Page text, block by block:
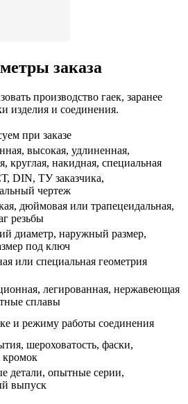
заказа
производство гаек, заранее
изделия и соединения.
при заказе
высокая, удлиненная,
круглая, накидная, специальная
DIN, ТУ заказчика,
чертеж
дюймовая или трапецеидальная,
резьбы
диаметр, наружный размер,
под ключ
или специальная геометрия
легированная, нержавеющая
сплавы
и режиму работы соединения
шероховатость, фаски,
кромок
детали, опытные серии,
выпуск